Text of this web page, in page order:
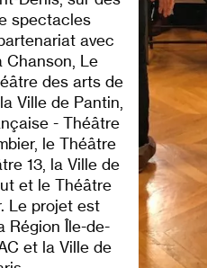
spectacles
avec
Chanson, Le
des arts de
Ville de Pantin,
- Théâtre
le Théâtre
13, la Ville de
et le Théâtre
Le projet est
Région Île-de-
et la Ville de